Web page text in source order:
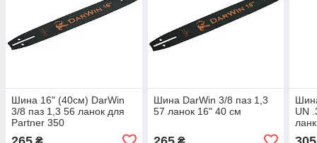
Шина 16" (40см) DarWin
3/8 паз 1,3 56 ланок для
Partner 350
Шина DarWin 3/8 паз 1,3
57 ланок 16" 40 см
UN